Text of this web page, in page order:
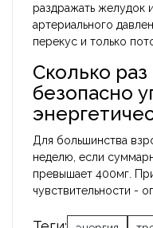
раздражать желудок
артериального
перекус и только
Сколько
безопасно
Для большинства
неделю, если
превышает 400мг.
чувствительности -